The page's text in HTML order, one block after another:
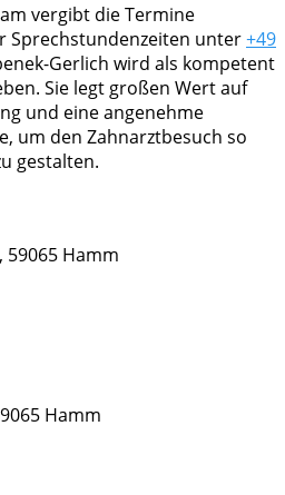
vergibt die Termine
Sprechstundenzeiten unter+49
Gerlich wird als kompetent
Sie legt großen Wert auf
und eine angenehme
um den Zahnarztbesuch so
gestalten.
59065 Hamm
Hamm